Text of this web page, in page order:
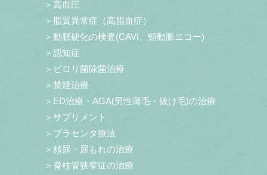
＞高血圧
＞脂質異常症（高脂血症）
＞動脈硬化の検査(CAVI、頸動脈エコー)
＞認知症
＞ピロリ菌除菌治療
＞禁煙治療
＞ED治療・AGA(男性薄毛・抜け毛)の治療
＞サプリメント
＞プラセンタ療法
＞頻尿・尿もれの治療
＞脊柱管狭窄症の治療